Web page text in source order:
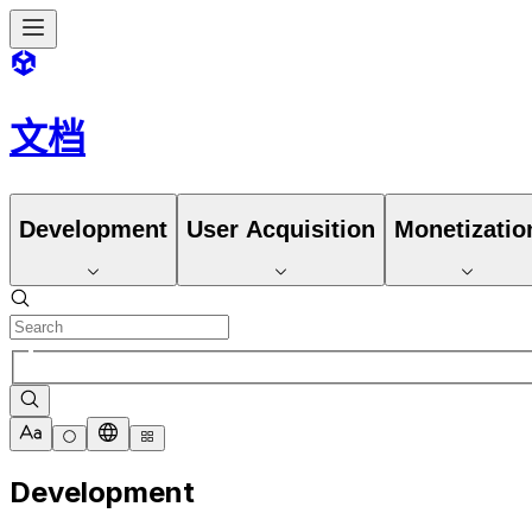
文档
Development User Acquisition
Development